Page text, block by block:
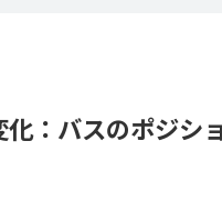
：バスのポジシ